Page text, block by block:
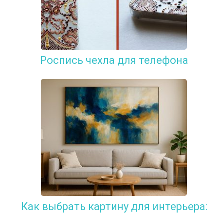
Роспись чехла для телефона
Как выбрать картину для интерьера: